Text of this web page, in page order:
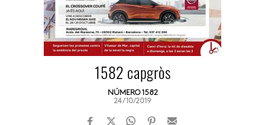
1582 capgròs
NÚMERO 1582
24/10/2019